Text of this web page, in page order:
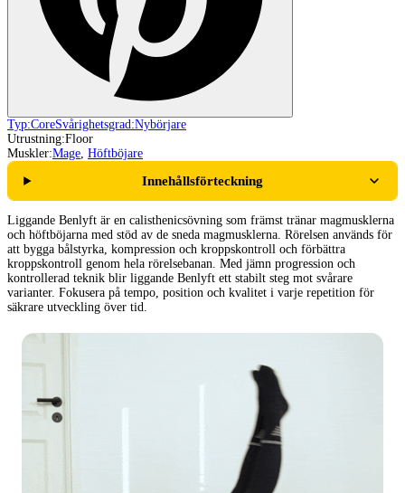
Typ:CoreSvårighetsgrad:Nybörjare
Utrustning:Floor
Muskler:Mage, Höftböjare
Innehållsförteckning
Liggande Benlyft är en calisthenicsövning som främst tränar magmusklerna
och höftböjarna med stöd av de sneda magmusklerna. Rörelsen används för
att bygga bålstyrka, kompression och kroppskontroll och förbättra
kroppskontroll genom hela rörelsebanan. Med jämn progression och
kontrollerad teknik blir liggande Benlyft ett stabilt steg mot svårare
varianter. Fokusera på tempo, position och kvalitet i varje repetition för
säkrare utveckling över tid.